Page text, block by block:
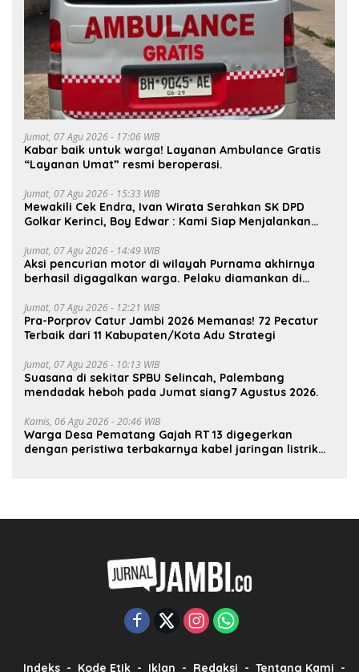
Jumat, 07 Agu 2026 - 17:06 WIB
Kabar baik untuk warga! Layanan Ambulance Gratis
“Layanan Umat” resmi beroperasi.
Jumat, 07 Agu 2026 - 15:33 WIB
Mewakili Cek Endra, Ivan Wirata Serahkan SK DPD
Golkar Kerinci, Boy Edwar : Kami Siap Menjalankan
Jumat, 07 Agu 2026 - 14:49 WIB
Aksi pencurian motor di wilayah Purnama akhirnya
berhasil digagalkan warga. Pelaku diamankan di
Jumat, 07 Agu 2026 - 12:21 WIB
Pra-Porprov Catur Jambi 2026 Memanas! 72 Pecatur
Terbaik dari 11 Kabupaten/Kota Adu Strategi
Jumat, 07 Agu 2026 - 10:13 WIB
Suasana di sekitar SPBU Selincah, Palembang
mendadak heboh pada Jumat siang7 Agustus 2026.
Kamis, 06 Agu 2026 - 20:46 WIB
Warga Desa Pematang Gajah RT 13 digegerkan
dengan peristiwa terbakarnya kabel jaringan listrik
Indeks Kode Etik Iklan Redaksi Tentang Kami